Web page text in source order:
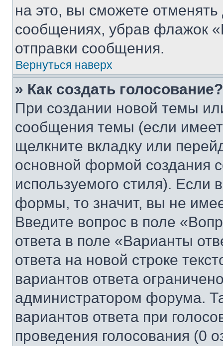
на это, вы сможете
сообщениях, убрав флажок
отправки сообщения.
Вернуться наверх
» Как создать голосование?
При создании новой темы
сообщения темы (если
щелкните вкладку или
основной формой создания
используемого стиля). Если
формы, то значит, вы не
Введите вопрос в поле
ответа в поле «Варианты
ответа на новой строке
вариантов ответа
администратором форума.
вариантов ответа при
проведения голосования (0